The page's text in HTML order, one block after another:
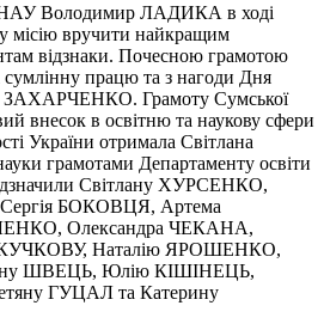
НАУ Володимир ЛАДИКА в ході
місію вручити найкращим
відзнаки. Почесною грамотою
працю та з нагоди Дня
ЗАХАРЧЕНКО. Грамоту Сумської
внесок в освітню та наукову сфери
України отримала Світлана
грамотами Департаменту освіти
Світлану ХУРСЕНКО,
БОКОВЦЯ, Артема
Олександра ЧЕКАНА,
КУЧКОВУ, Наталію ЯРОШЕНКО,
ШВЕЦЬ, Юлію КІШІНЕЦЬ,
ГУЦАЛ та Катерину